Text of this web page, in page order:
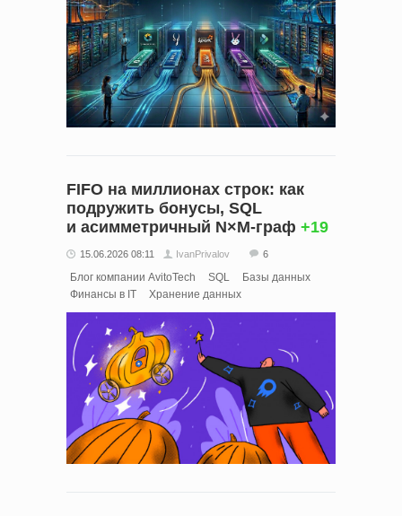
FIFO на миллионах строк: как
подружить бонусы, SQL
и асимметричный N×M-граф +19
15.06.2026 08:11 IvanPrivalov 6
Блог компании AvitoTech SQL
Базы данных
Финансы в IT
Хранение данных